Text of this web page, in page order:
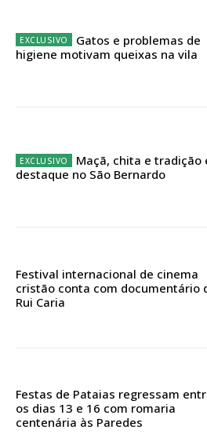
12 meses
Edição em papel entregue
Acesso ao conteúdo online
Acesso aos conteúdos
16€
Gatos e problemas de
higiene motivam queixas na vila
Maçã, chita e tradição
destaque no São Bernardo
Festival internacional de cinema
cristão conta com documentário
Rui Caria
Festas de Pataias regressam
os dias 13 e 16 com romaria
centenária às Paredes